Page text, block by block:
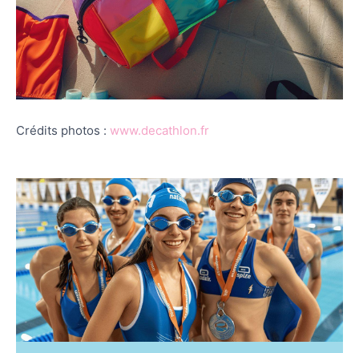
Crédits photos : www.decathlon.fr